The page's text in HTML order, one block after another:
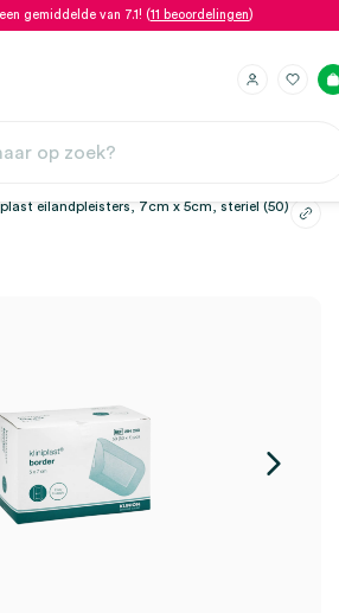
gemiddelde van 7.1! (11 beoordelingen)
eilandpleisters, 7cm x 5cm, steriel (50)